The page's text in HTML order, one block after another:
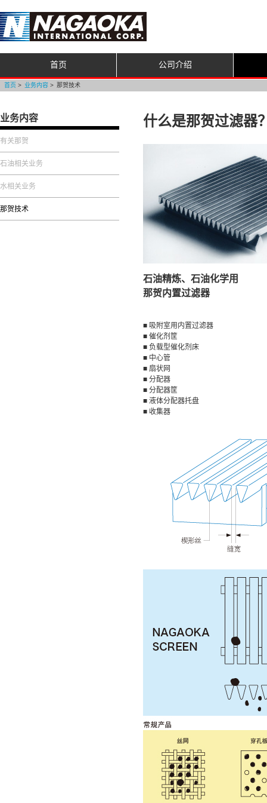
首页 公司介绍
首页 业务内容 那贺技术
业务内容
有关那贺
石油相关业务
水相关业务
那贺技术
什么是那贺过滤器
石油精炼、石油化学用
那贺内置过滤器
■ 吸附室用内置过滤器
■ 催化剂筐
■ 负载型催化剂床
■ 中心管
■ 扇状网
■ 分配器
■ 分配器筐
■ 液体分配器托盘
■ 收集器